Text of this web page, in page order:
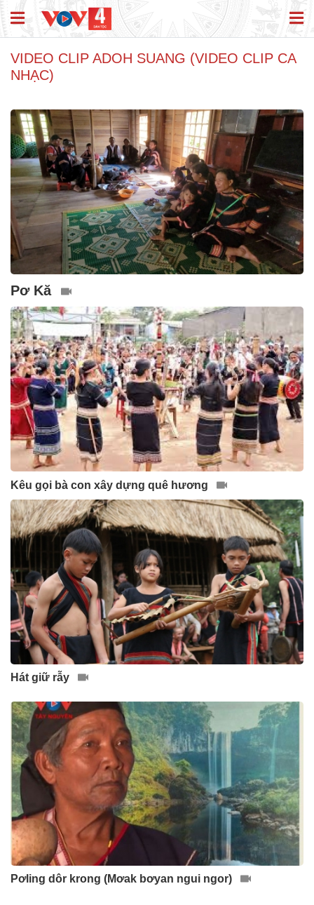
VIDEO CLIP ADOH SUANG (VIDEO CLIP CA
NHẠC)
Pơ Kă
Kêu gọi bà con xây dựng quê hương
Hát giữ rẫy
Pơling dôr krong (Mơak bơyan ngui ngor)